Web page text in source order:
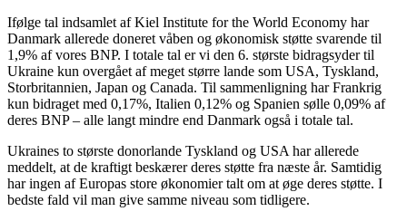
Ifølge tal indsamlet af Kiel Institute for the World Economy har
Danmark allerede doneret våben og økonomisk støtte svarende til
1,9% af vores BNP. I totale tal er vi den 6. største bidragsyder til
Ukraine kun overgået af meget større lande som USA, Tyskland,
Storbritannien, Japan og Canada. Til sammenligning har Frankrig
kun bidraget med 0,17%, Italien 0,12% og Spanien sølle 0,09% af
deres BNP – alle langt mindre end Danmark også i totale tal.
Ukraines to største donorlande Tyskland og USA har allerede
meddelt, at de kraftigt beskærer deres støtte fra næste år. Samtidig
har ingen af Europas store økonomier talt om at øge deres støtte. I
bedste fald vil man give samme niveau som tidligere.